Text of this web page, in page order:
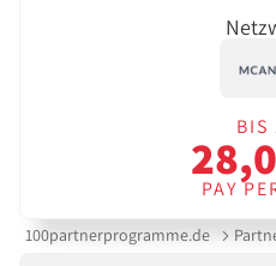
BIS
PAY
100partnerprogramme.de